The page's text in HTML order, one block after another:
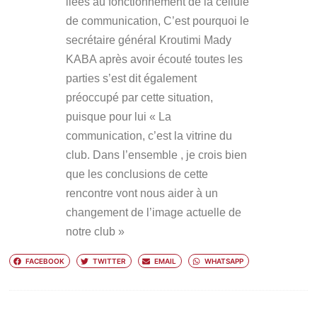
de communication, C’est pourquoi le
secrétaire général Kroutimi Mady
KABA après avoir écouté toutes les
parties s’est dit également
préoccupé par cette situation,
puisque pour lui« La
communication, c’est la vitrine du
club. Dans l’ensemble , je crois bien
que les conclusions de cette
rencontre vont nous aider à un
changement de l’image actuelle de
notre club »
FACEBOOK TWITTER EMAIL WHATSAPP